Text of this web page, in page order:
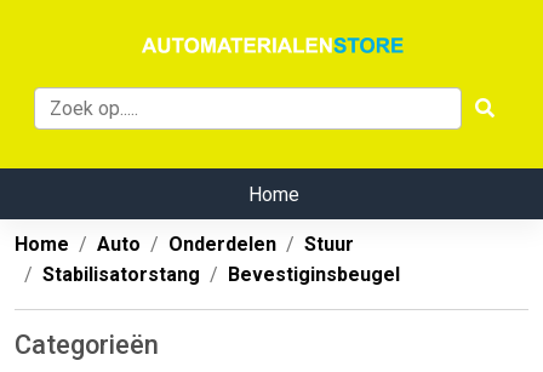
Home
Home Auto Onderdelen
Stuur
Stabilisatorstang
Bevestiginsbeugel
Categorieën